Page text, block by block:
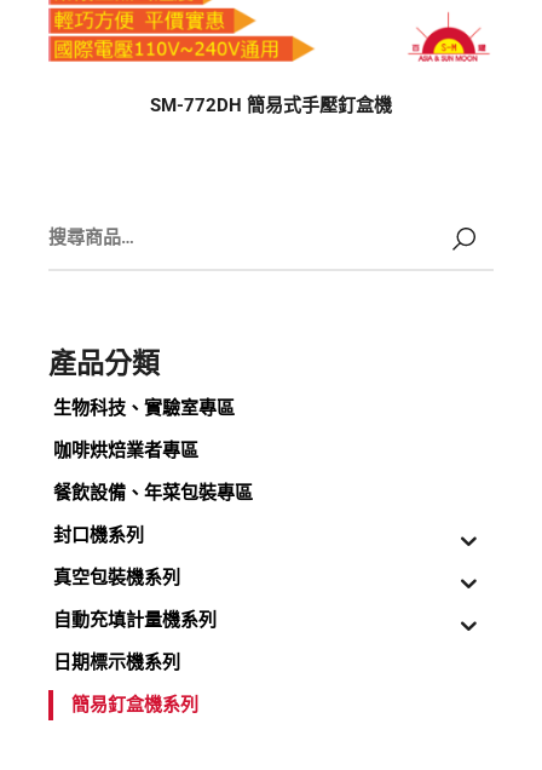
SM-772DH 簡易式手壓釘盒機
產品分類
生物科技、實驗室專區
咖啡烘焙業者專區
餐飲設備、年菜包裝專區
封口機系列
真空包裝機系列
自動充填計量機系列
日期標示機系列
簡易釘盒機系列